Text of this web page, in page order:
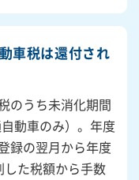
車税は還付され
のうち未消化期間
動車のみ）。年度
録の翌月から年度
た税額から手数